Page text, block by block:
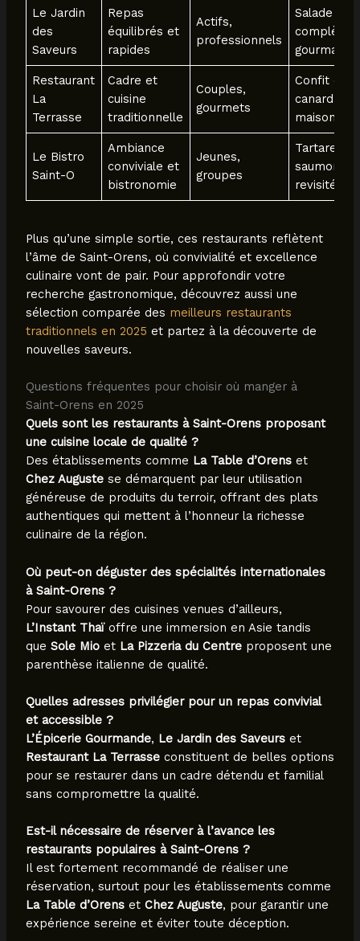
Le Jardin
des
Saveurs
Repas
équilibrés et
rapides
Actifs,
professionnels
Salade
complète
gourmande
Restaurant
La
Terrasse
Cadre et
cuisine
traditionnelle
Couples,
gourmets
Confit de
canard
maison
Le Bistro
Saint-O
Ambiance
conviviale et
bistronomie
Jeunes,
groupes
Tartare de
saumon
revisité
Plus qu’une simple sortie, ces restaurants reflètent
l’âme de Saint-Orens, où convivialité et excellence
culinaire vont de pair. Pour approfondir votre
recherche gastronomique, découvrez aussi une
sélection comparée des meilleurs restaurants
traditionnels en 2025 et partez à la découverte de
nouvelles saveurs.
Questions fréquentes pour choisir où manger à
Saint-Orens en 2025
Quels sont les restaurants à Saint-Orens proposant
une cuisine locale de qualité ?
Des établissements comme La Table d’Orenset
Chez Augustese démarquent par leur utilisation
généreuse de produits du terroir, offrant des plats
authentiques qui mettent à l’honneur la richesse
culinaire de la région.
Où peut-on déguster des spécialités internationales
à Saint-Orens ?
Pour savourer des cuisines venues d’ailleurs,
L’Instant Thaïoffre une immersion en Asie tandis
que Sole Mioet La Pizzeria du Centreproposent une
parenthèse italienne de qualité.
Quelles adresses privilégier pour un repas convivial
et accessible ?
L’Épicerie Gourmande, Le Jardin des Saveurset
Restaurant La Terrasseconstituent de belles options
pour se restaurer dans un cadre détendu et familial
sans compromettre la qualité.
Est-il nécessaire de réserver à l’avance les
restaurants populaires à Saint-Orens ?
Il est fortement recommandé de réaliser une
réservation, surtout pour les établissements comme
La Table d’Orenset Chez Auguste, pour garantir une
expérience sereine et éviter toute déception.